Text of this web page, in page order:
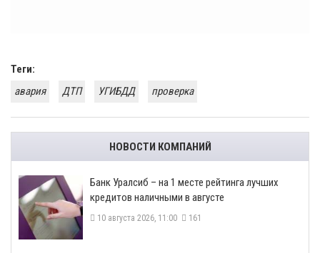
Теги:
авария
ДТП УГИБДД проверка
НОВОСТИ КОМПАНИЙ
Банк Уралсиб – на 1 месте рейтинга лучших
кредитов наличными в августе
10 августа 2026, 11:00 161